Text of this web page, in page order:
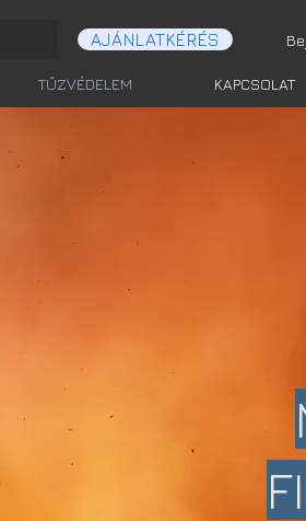
AJÁNLATKÉRÉS
TŰZVÉDELEM KAPCSOLAT